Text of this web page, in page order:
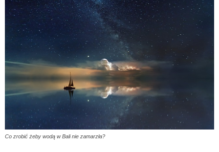
Co zrobić żeby wodą w Bali nie zamarzła?